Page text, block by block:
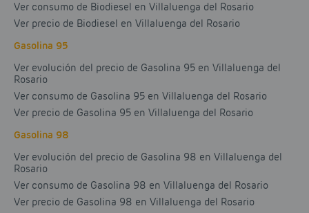
Ver consumo de Biodiesel en Villaluenga del Rosario
Ver precio de Biodiesel en Villaluenga del Rosario
Gasolina 95
Ver evolución del precio de Gasolina 95 en Villaluenga del
Rosario
Ver consumo de Gasolina 95 en Villaluenga del Rosario
Ver precio de Gasolina 95 en Villaluenga del Rosario
Gasolina 98
Ver evolución del precio de Gasolina 98 en Villaluenga del
Rosario
Ver consumo de Gasolina 98 en Villaluenga del Rosario
Ver precio de Gasolina 98 en Villaluenga del Rosario